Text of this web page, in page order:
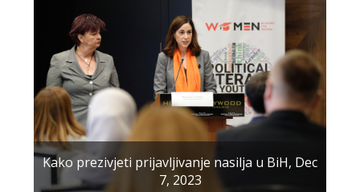
Kako prezivjeti prijavljivanje nasilja u BiH, Dec
7, 2023